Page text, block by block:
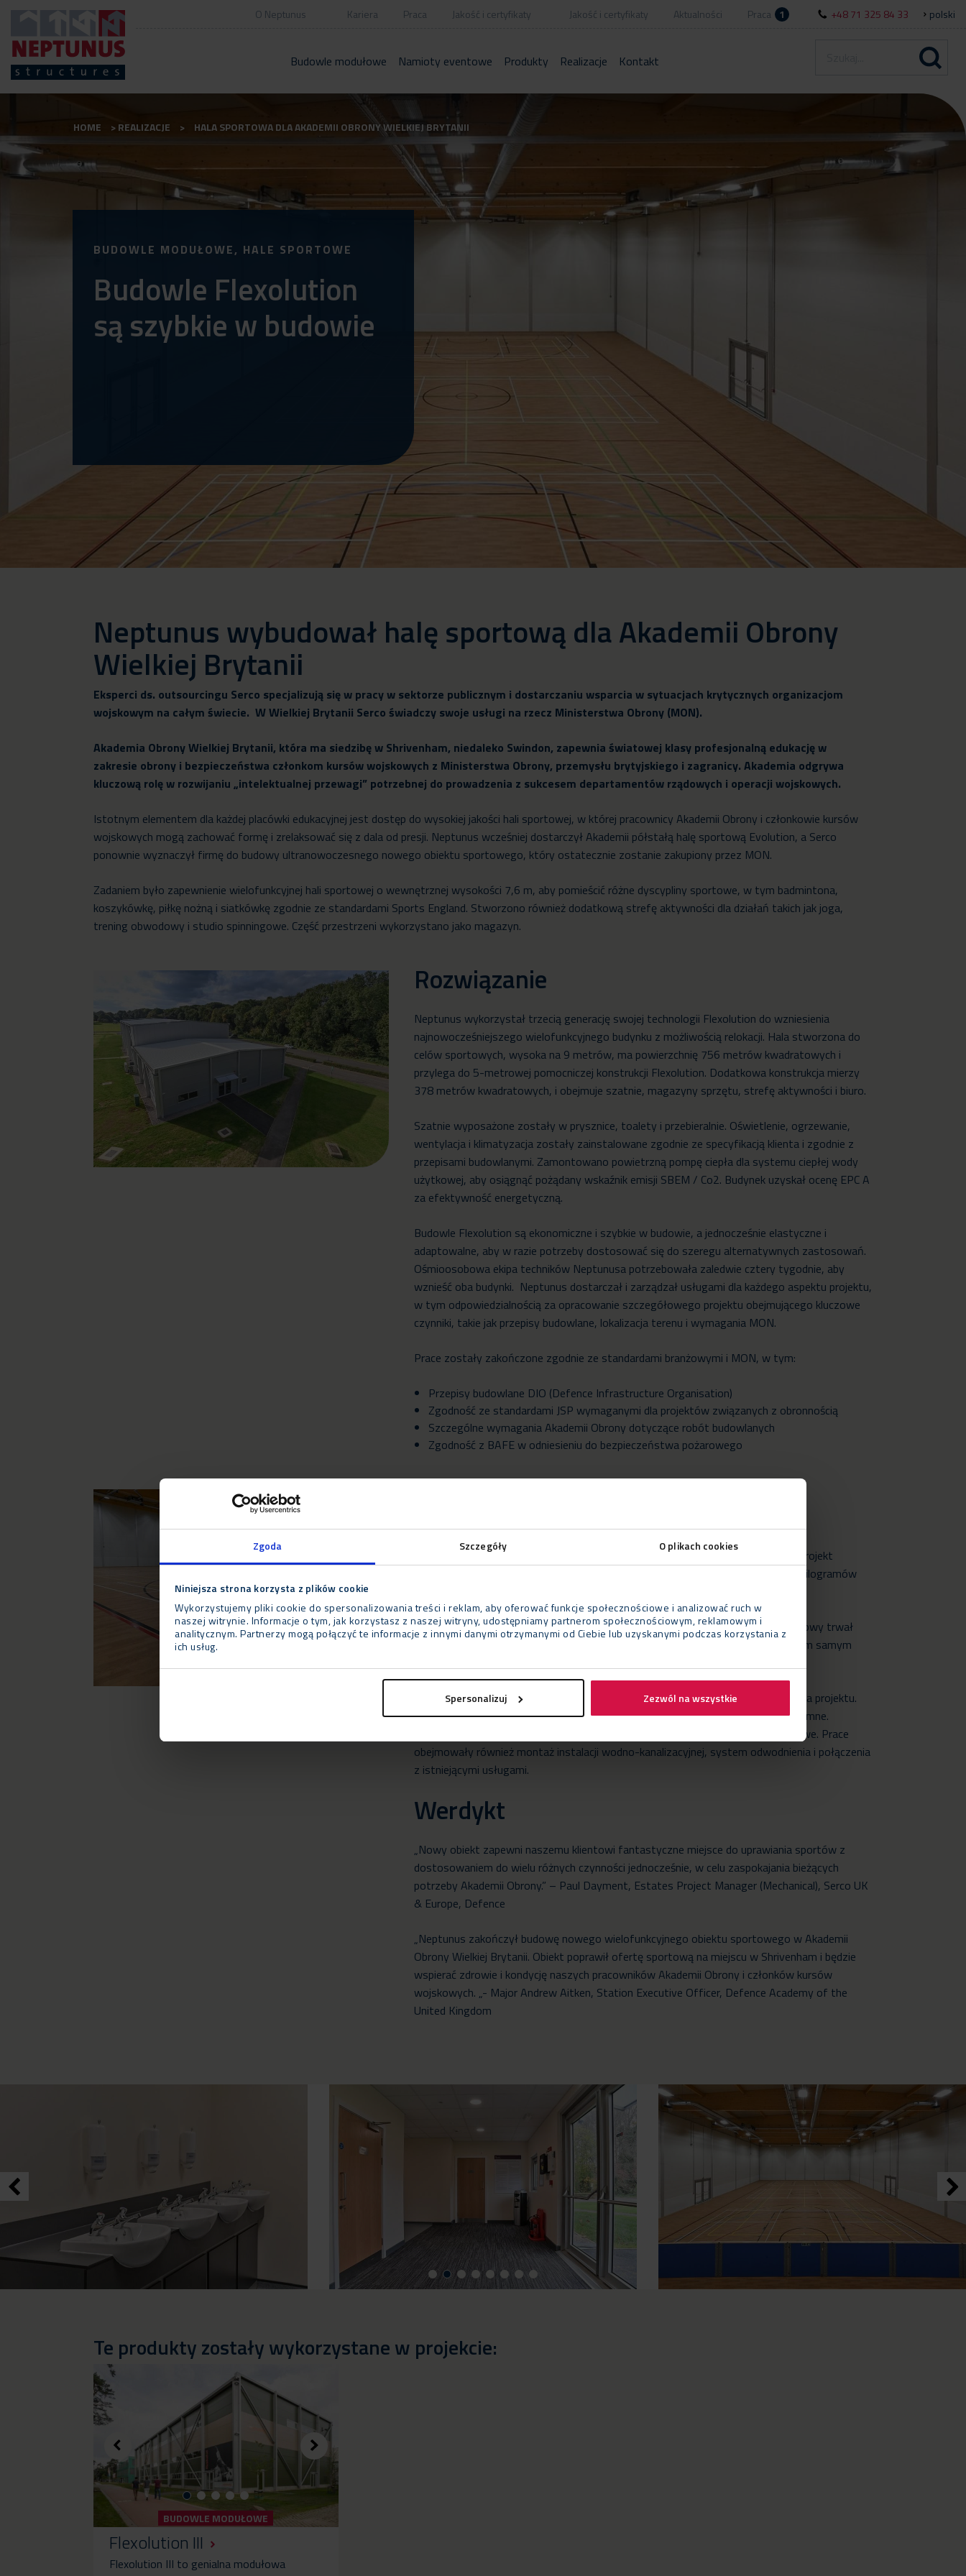
Zgoda Szczegóły O plikach cookies
Niniejsza strona korzysta z plików cookie
Wykorzystujemy pliki cookie do spersonalizowania treści i reklam, aby oferować funkcje społecznościowe i analizować ruch w
naszej witrynie. Informacje o tym, jak korzystasz z naszej witryny, udostępniamy partnerom społecznościowym, reklamowym i
analitycznym. Partnerzy mogą połączyć te informacje z innymi danymi otrzymanymi od Ciebie lub uzyskanymi podczas korzystania z
ich usług.
Spersonalizuj Zezwól na wszystkie
O Neptunus Kariera Praca Jakość i certyfikaty Jakość i certyfikaty Aktualności Praca 1 +48 71 325 84 33 polski
Budowle modułowe Namioty eventowe Produkty Realizacje Kontakt
HOME REALIZACJE HALA SPORTOWA DLA AKADEMII OBRONY WIELKIEJ BRYTANII
BUDOWLE MODUŁOWE, HALE SPORTOWE
Budowle Flexolution
są szybkie w budowie
Neptunus wybudował halę sportową dla Akademii Obrony
Wielkiej Brytanii
Eksperci ds. outsourcingu Serco specjalizują się w pracy w sektorze publicznym i dostarczaniu wsparcia w sytuacjach krytycznych organizacjom
wojskowym na całym świecie. W Wielkiej Brytanii Serco świadczy swoje usługi na rzecz Ministerstwa Obrony (MON).
Akademia Obrony Wielkiej Brytanii, która ma siedzibę w Shrivenham, niedaleko Swindon, zapewnia światowej klasy profesjonalną edukację w
zakresie obrony i bezpieczeństwa członkom kursów wojskowych z Ministerstwa Obrony, przemysłu brytyjskiego i zagranicy. Akademia odgrywa
kluczową rolę w rozwijaniu „intelektualnej przewagi” potrzebnej do prowadzenia z sukcesem departamentów rządowych i operacji wojskowych.
Istotnym elementem dla każdej placówki edukacyjnej jest dostęp do wysokiej jakości hali sportowej, w której pracownicy Akademii Obrony i członkowie kursów
wojskowych mogą zachować formę i zrelaksować się z dala od presji. Neptunus wcześniej dostarczył Akademii półstałą halę sportową Evolution, a Serco
ponownie wyznaczył firmę do budowy ultranowoczesnego nowego obiektu sportowego, który ostatecznie zostanie zakupiony przez MON.
Zadaniem było zapewnienie wielofunkcyjnej hali sportowej o wewnętrznej wysokości 7,6 m, aby pomieścić różne dyscypliny sportowe, w tym badmintona,
koszykówkę, piłkę nożną i siatkówkę zgodnie ze standardami Sports England. Stworzono również dodatkową strefę aktywności dla działań takich jak joga,
trening obwodowy i studio spinningowe. Część przestrzeni wykorzystano jako magazyn.
Rozwiązanie
Neptunus wykorzystał trzecią generację swojej technologii Flexolution do wzniesienia
najnowocześniejszego wielofunkcyjnego budynku z możliwością relokacji. Hala stworzona do
celów sportowych, wysoka na 9 metrów, ma powierzchnię 756 metrów kwadratowych i
przylega do 5-metrowej pomocniczej konstrukcji Flexolution. Dodatkowa konstrukcja mierzy
378 metrów kwadratowych, i obejmuje szatnie, magazyny sprzętu, strefę aktywności i biuro.
Szatnie wyposażone zostały w prysznice, toalety i przebieralnie. Oświetlenie, ogrzewanie,
wentylacja i klimatyzacja zostały zainstalowane zgodnie ze specyfikacją klienta i zgodnie z
przepisami budowlanymi. Zamontowano powietrzną pompę ciepła dla systemu ciepłej wody
użytkowej, aby osiągnąć pożądany wskaźnik emisji SBEM / Co2. Budynek uzyskał ocenę EPC A
za efektywność energetyczną.
Budowle Flexolution są ekonomiczne i szybkie w budowie, a jednocześnie elastyczne i
adaptowalne, aby w razie potrzeby dostosować się do szeregu alternatywnych zastosowań.
Ośmioosobowa ekipa techników Neptunusa potrzebowała zaledwie cztery tygodnie, aby
wznieść oba budynki. Neptunus dostarczał i zarządzał usługami dla każdego aspektu projektu,
w tym odpowiedzialnością za opracowanie szczegółowego projektu obejmującego kluczowe
czynniki, takie jak przepisy budowlane, lokalizacja terenu i wymagania MON.
Prace zostały zakończone zgodnie ze standardami branżowymi i MON, w tym:
Przepisy budowlane DIO (Defence Infrastructure Organisation)
Zgodność ze standardami JSP wymaganymi dla projektów związanych z obronnością
Szczególne wymagania Akademii Obrony dotyczące robót budowlanych
Zgodność z BAFE w odniesieniu do bezpieczeństwa pożarowego
wymagającym od pracowników Neptunusa przestrzegania ścisłych przepisów. Projekt
zobowiązywał do skrupulatnego planowania w celu sprawnej dostawy 275 000 kilogramów
Budowa odbyła się podczas pandemii Covid-19, co spowodowało, że proces budowy trwał
nieco dłużej niż pierwotnie planowano, ponieważ liczba personelu na miejscu w tym samym
Neptunus został odpowiedzialny za zarządzanie wszystkimi pracami ziemnymi dla projektu.
Obejmowało to wszystkie istotne badania, takie jak próbne wykopy i testy naziemne.
Pracownicy Neptunusa zainstalowali belkę pierścieniową i podkładki fundamentowe. Prace
obejmowały również montaż instalacji wodno-kanalizacyjnej, system odwodnienia i połączenia
z istniejącymi usługami.
Werdykt
„Nowy obiekt zapewni naszemu klientowi fantastyczne miejsce do uprawiania sportów z
dostosowaniem do wielu różnych czynności jednocześnie, w celu zaspokajania bieżących
potrzeby Akademii Obrony.” – Paul Dayment, Estates Project Manager (Mechanical), Serco UK
& Europe, Defence
„Neptunus zakończył budowę nowego wielofunkcyjnego obiektu sportowego w Akademii
Obrony Wielkiej Brytanii. Obiekt poprawił ofertę sportową na miejscu w Shrivenham i będzie
wspierać zdrowie i kondycję naszych pracowników Akademii Obrony i członków kursów
wojskowych. „- Major Andrew Aitken, Station Executive Officer, Defence Academy of the
United Kingdom
Te produkty zostały wykorzystane w projekcie:
BUDOWLE MODUŁOWE
Flexolution III
Flexolution III to genialna modułowa